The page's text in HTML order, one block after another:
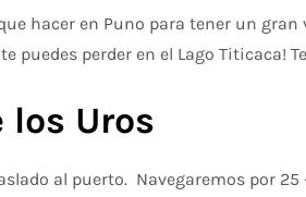
hacer en Puno para tener un gran
puedes perder en el Lago Titicaca!
los Uros
al puerto. Navegaremos por